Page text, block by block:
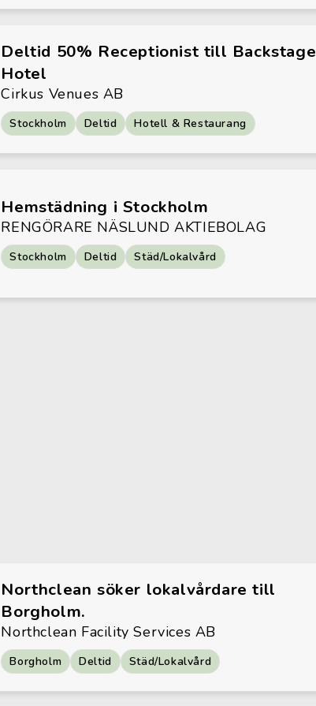
Deltid 50% Receptionist till Backstage
Hotel
Cirkus Venues AB
Stockholm Deltid Hotell & Restaurang
Hemstädning i Stockholm
RENGÖRARE NÄSLUND AKTIEBOLAG
Stockholm Deltid Städ/Lokalvård
Northclean söker lokalvårdare till
Borgholm.
Northclean Facility Services AB
Borgholm Deltid Städ/Lokalvård